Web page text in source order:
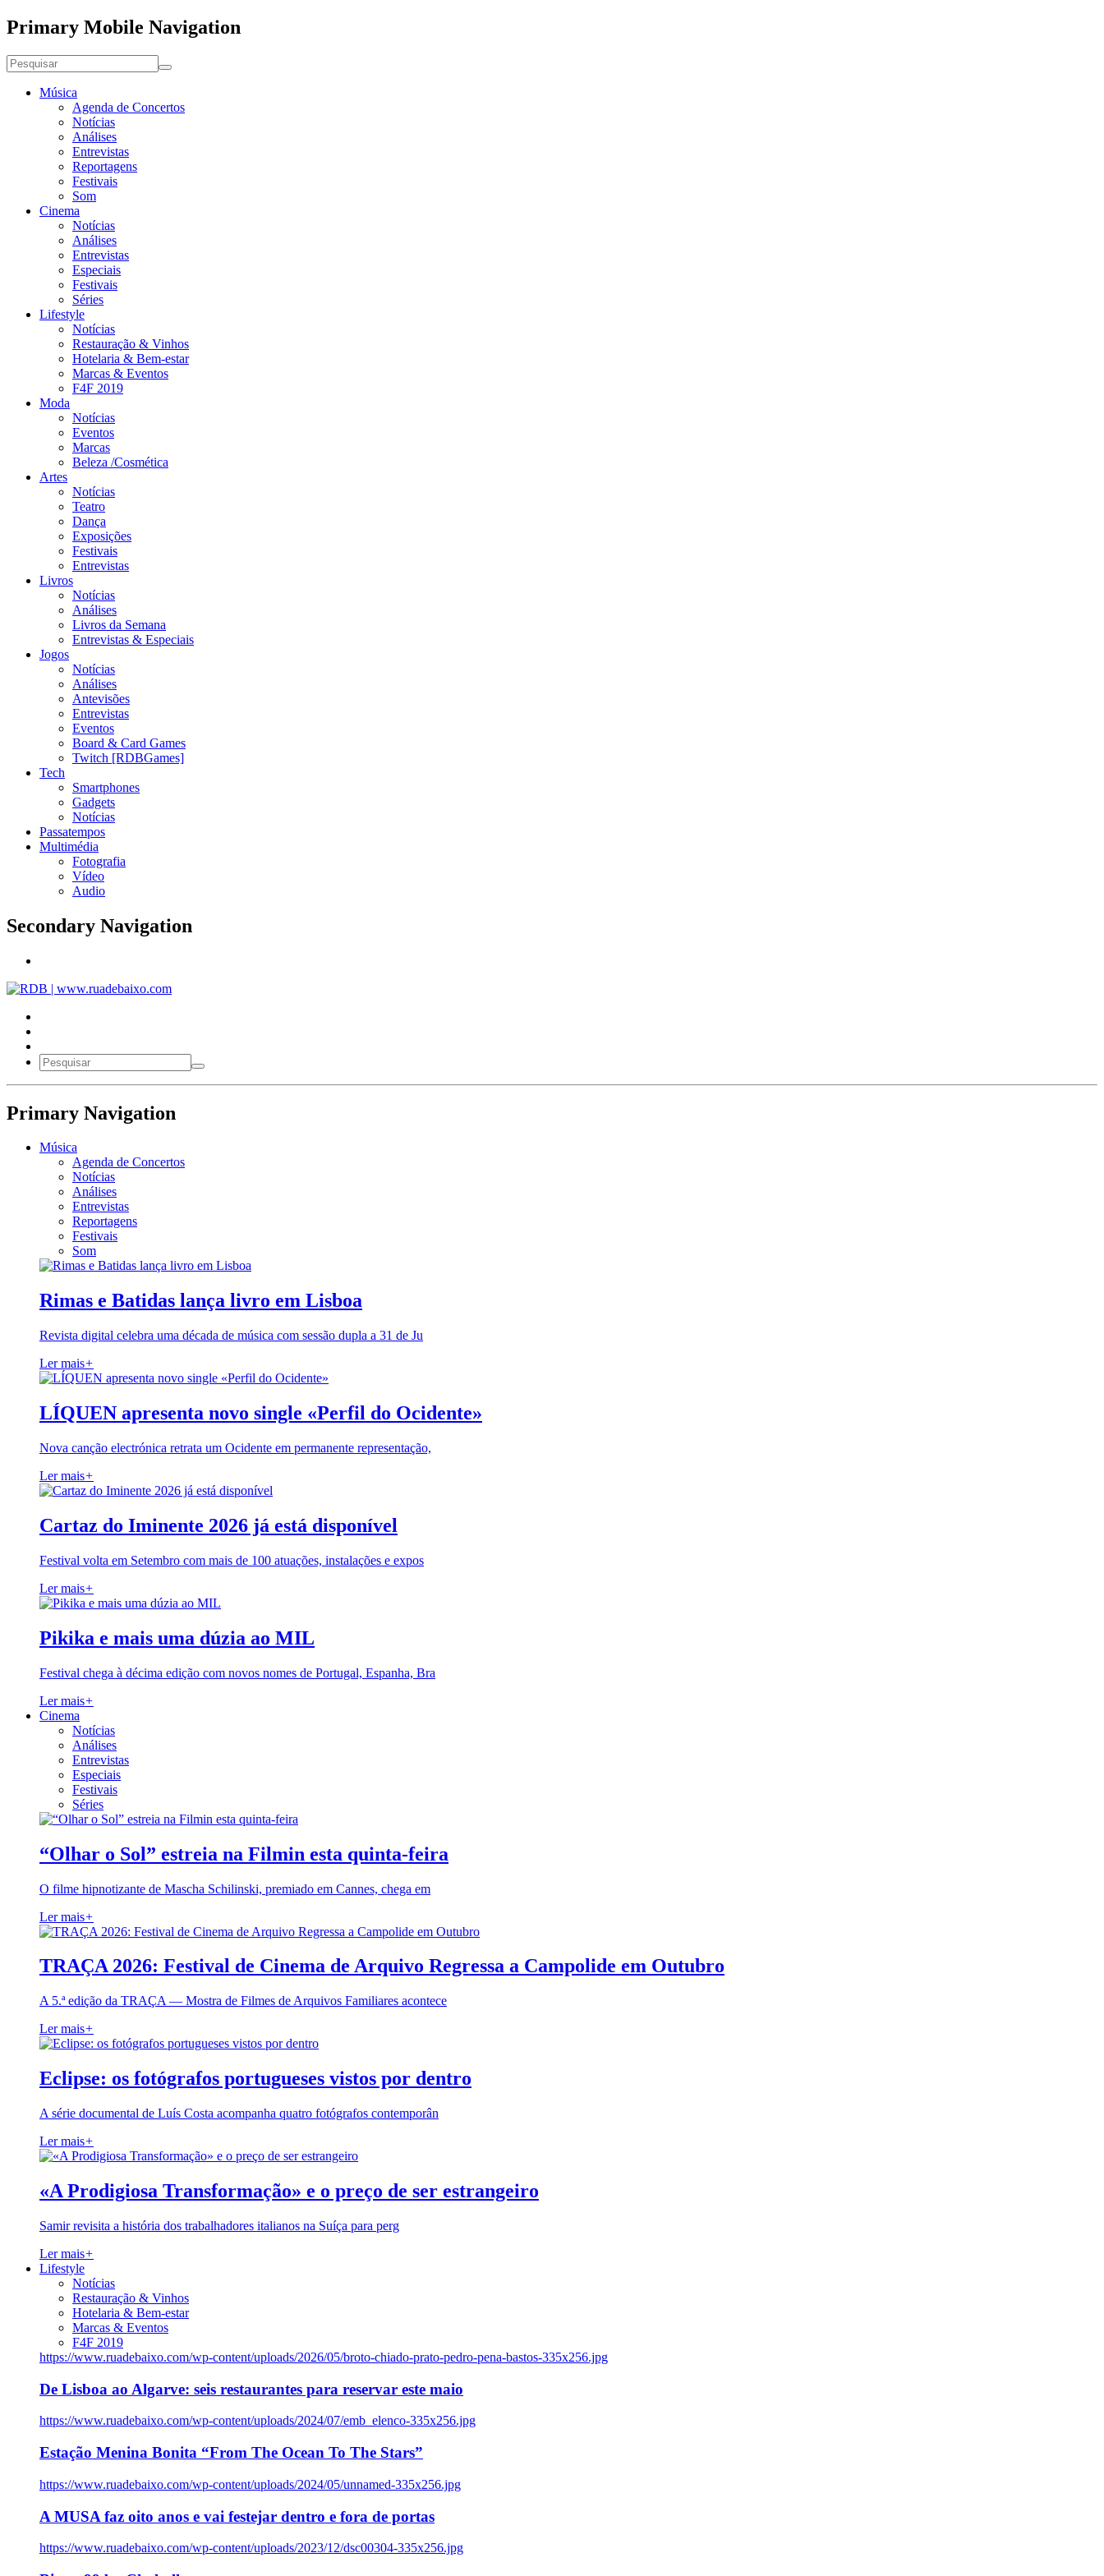
Primary Mobile Navigation
Música
Agenda de Concertos
Notícias
Análises
Entrevistas
Reportagens
Festivais
Som
Cinema
Notícias
Análises
Entrevistas
Especiais
Festivais
Séries
Lifestyle
Notícias
Restauração & Vinhos
Hotelaria & Bem-estar
Marcas & Eventos
F4F 2019
Moda
Notícias
Eventos
Marcas
Beleza /Cosmética
Artes
Notícias
Teatro
Dança
Exposições
Festivais
Entrevistas
Livros
Notícias
Análises
Livros da Semana
Entrevistas & Especiais
Jogos
Notícias
Análises
Antevisões
Entrevistas
Eventos
Board & Card Games
Twitch [RDBGames]
Tech
Smartphones
Gadgets
Notícias
Passatempos
Multimédia
Fotografia
Vídeo
Audio
Secondary Navigation
Primary Navigation
Música
Agenda de Concertos
Notícias
Análises
Entrevistas
Reportagens
Festivais
Som
Rimas e Batidas lança livro em Lisboa
Revista digital celebra uma década de música com sessão dupla a 31 de Ju
Ler mais+
LÍQUEN apresenta novo single «Perfil do Ocidente»
Nova canção electrónica retrata um Ocidente em permanente representação,
Ler mais+
Cartaz do Iminente 2026 já está disponível
Festival volta em Setembro com mais de 100 atuações, instalações e expos
Ler mais+
Pikika e mais uma dúzia ao MIL
Festival chega à décima edição com novos nomes de Portugal, Espanha, Bra
Ler mais+
Cinema
Notícias
Análises
Entrevistas
Especiais
Festivais
Séries
“Olhar o Sol” estreia na Filmin esta quinta-feira
O filme hipnotizante de Mascha Schilinski, premiado em Cannes, chega em
Ler mais+
TRAÇA 2026: Festival de Cinema de Arquivo Regressa a Campolide em Outubro
A 5.ª edição da TRAÇA — Mostra de Filmes de Arquivos Familiares acontece
Ler mais+
Eclipse: os fotógrafos portugueses vistos por dentro
A série documental de Luís Costa acompanha quatro fotógrafos contemporân
Ler mais+
«A Prodigiosa Transformação» e o preço de ser estrangeiro
Samir revisita a história dos trabalhadores italianos na Suíça para perg
Ler mais+
Lifestyle
Notícias
Restauração & Vinhos
Hotelaria & Bem-estar
Marcas & Eventos
F4F 2019
https://www.ruadebaixo.com/wp-content/uploads/2026/05/broto-chiado-prato-pedro-pena-bastos-335x256.jpg
De Lisboa ao Algarve: seis restaurantes para reservar este maio
https://www.ruadebaixo.com/wp-content/uploads/2024/07/emb_elenco-335x256.jpg
Estação Menina Bonita “From The Ocean To The Stars”
https://www.ruadebaixo.com/wp-content/uploads/2024/05/unnamed-335x256.jpg
A MUSA faz oito anos e vai festejar dentro e fora de portas
https://www.ruadebaixo.com/wp-content/uploads/2023/12/dsc00304-335x256.jpg